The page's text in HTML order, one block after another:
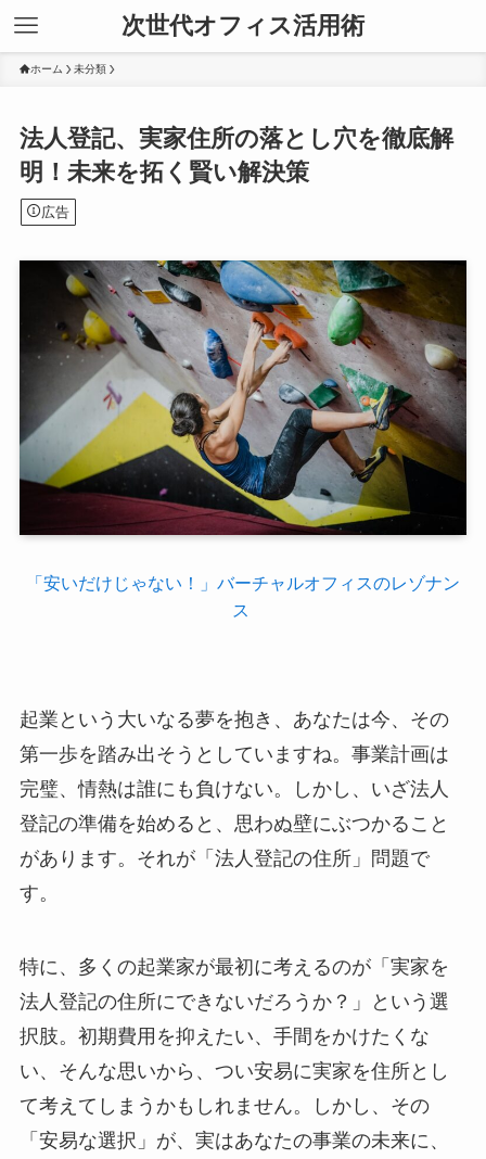
次世代オフィス活用術
ホーム 未分類
法人登記、実家住所の落とし穴を徹底解
明！未来を拓く賢い解決策
広告
「安いだけじゃない！」バーチャルオフィスのレゾナン
ス
起業という大いなる夢を抱き、あなたは今、その
第一歩を踏み出そうとしていますね。事業計画は
完璧、情熱は誰にも負けない。しかし、いざ法人
登記の準備を始めると、思わぬ壁にぶつかること
があります。それが「法人登記の住所」問題で
す。
特に、多くの起業家が最初に考えるのが「実家を
法人登記の住所にできないだろうか？」という選
択肢。初期費用を抑えたい、手間をかけたくな
い、そんな思いから、つい安易に実家を住所とし
て考えてしまうかもしれません。しかし、その
「安易な選択」が、実はあなたの事業の未来に、